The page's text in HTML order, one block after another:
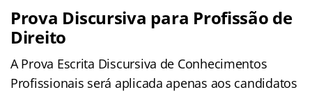
Prova Discursiva para Profissão de
Direito
A Prova Escrita Discursiva de Conhecimentos
Profissionais será aplicada apenas aos candidatos